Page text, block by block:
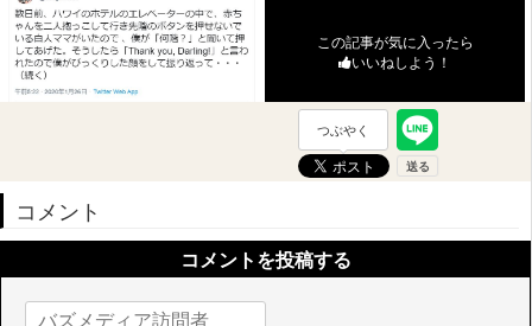
この記事が気に入ったら
いいねしよう！
つぶやく
コメント
コメントを投稿する